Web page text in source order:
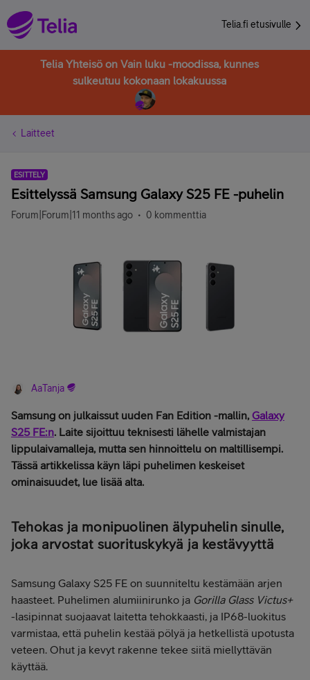
Telia.fi etusivulle
Telia Yhteisö on Vain luku -moodissa, kunnes
sulkeutuu kokonaan lokakuussa
Laitteet
ESITTELY
Esittelyssä Samsung Galaxy S25 FE -puhelin
Forum|Forum|11 months ago 0 kommenttia
AaTanja
Samsung on julkaissut uuden Fan Edition -mallin,Galaxy
S25 FE:n. Laite sijoittuu teknisesti lähelle valmistajan
lippulaivamalleja, mutta sen hinnoittelu on maltillisempi.
Tässä artikkelissa käyn läpi puhelimen keskeiset
ominaisuudet, lue lisää alta.
Tehokas ja monipuolinen älypuhelin sinulle,
joka arvostat suorituskykyä ja kestävyyttä
Samsung Galaxy S25 FE on suunniteltu kestämään arjen
haasteet. Puhelimen alumiinirunko ja Gorilla Glass Victus+
-lasipinnat suojaavat laitetta tehokkaasti, ja IP68-luokitus
varmistaa, että puhelin kestää pölyä ja hetkellistä upotusta
veteen. Ohut ja kevyt rakenne tekee siitä miellyttävän
käyttää.